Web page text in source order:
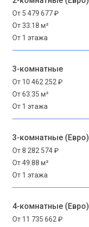
От 5 479 677 ₽
От 33.18 м²
От 1 этажа
3-комнатные
От 10 462 252 ₽
От 63.35 м²
От 1 этажа
3-комнатные (Евро)
От 8 282 574 ₽
От 49.88 м²
От 1 этажа
4-комнатные (Евро)
От 11 735 662 ₽